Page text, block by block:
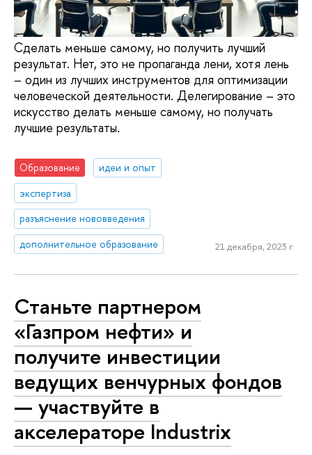
Сделать меньше самому, но получить лучший
результат. Нет, это не пропаганда лени, хотя лень
– один из лучших инструментов для оптимизации
человеческой деятельности. Делегирование – это
искусство делать меньше самому, но получать
лучшие результаты.
Образование
идеи и опыт
экспертиза
разъяснение нововведения
дополнительное образование
21 декабря, 2023 г.
Станьте партнером
«Газпром нефти» и
получите инвестиции
ведущих венчурных фондов
— участвуйте в
акселераторе Industrix